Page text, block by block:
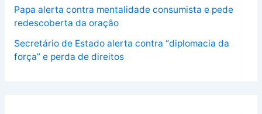
Papa alerta contra mentalidade consumista e pede
redescoberta da oração
Secretário de Estado alerta contra “diplomacia da
força” e perda de direitos